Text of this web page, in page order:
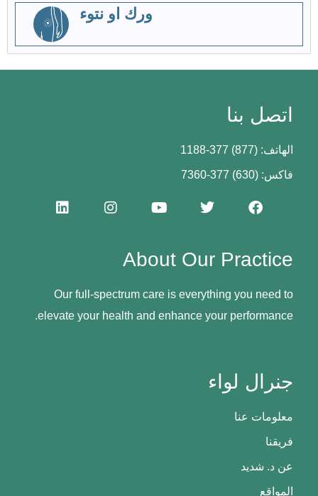
ورك او نتوء
جنرال لواء
معلومات عنا
فريقنا
عن د. شديد
المواقع
About Our Practice
Our full-spectrum care is everything you need to
elevate your health and enhance your performance.
اتصل بنا
الهاتف: (877) 377-1188
فاكس: (630) 377-7360